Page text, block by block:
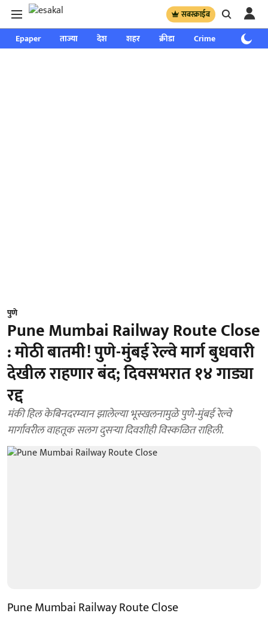
सबस्क्राईब
Epaper ताज्या देश शहर क्रीडा Crime साप्ताहिक
पुणे
Pune Mumbai Railway Route Close
: मोठी बातमी! पुणे-मुंबई रेल्वे मार्ग बुधवारी
देखील राहणार बंद; दिवसभरात १४ गाड्या
रद्द
मंकी हिल केबिनदरम्यान झालेल्या भूस्खलनामुळे पुणे-मुंबई रेल्वे
मार्गावरील वाहतूक सलग दुसऱ्या दिवशीही विस्कळित राहिली.
Pune Mumbai Railway Route Close